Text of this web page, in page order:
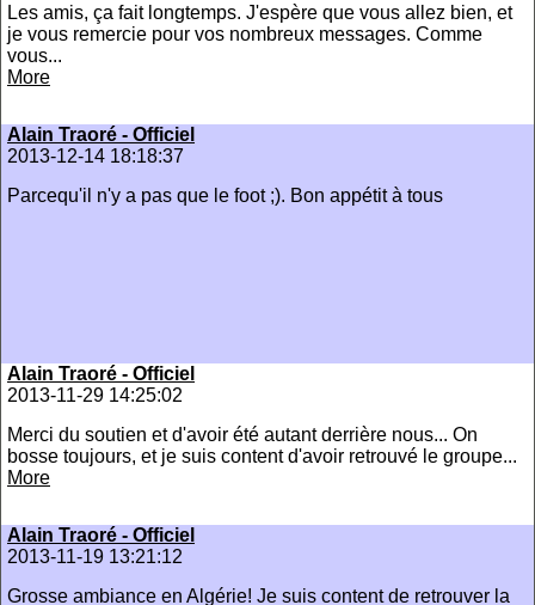
Les amis, ça fait longtemps. J'espère que vous allez bien, et
je vous remercie pour vos nombreux messages. Comme
vous...
More
Alain Traoré - Officiel
2013-12-14 18:18:37
Parcequ'il n'y a pas que le foot ;). Bon appétit à tous
Alain Traoré - Officiel
2013-11-29 14:25:02
Merci du soutien et d'avoir été autant derrière nous... On
bosse toujours, et je suis content d'avoir retrouvé le groupe...
More
Alain Traoré - Officiel
2013-11-19 13:21:12
Grosse ambiance en Algérie! Je suis content de retrouver la